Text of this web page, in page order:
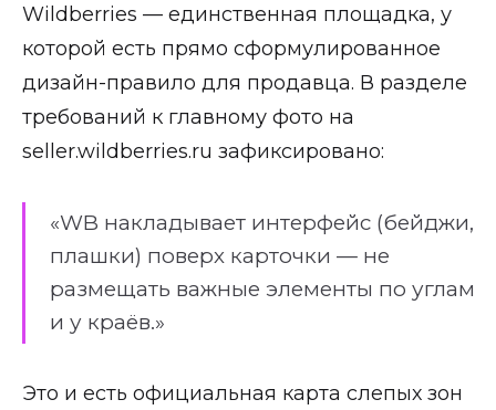
Wildberries — единственная площадка, у
которой есть прямо сформулированное
дизайн-правило для продавца. В разделе
требований к главному фото на
seller.wildberries.ru зафиксировано:
«WB накладывает интерфейс (бейджи,
плашки) поверх карточки — не
размещать важные элементы по углам
и у краёв.»
Это и есть официальная карта слепых зон